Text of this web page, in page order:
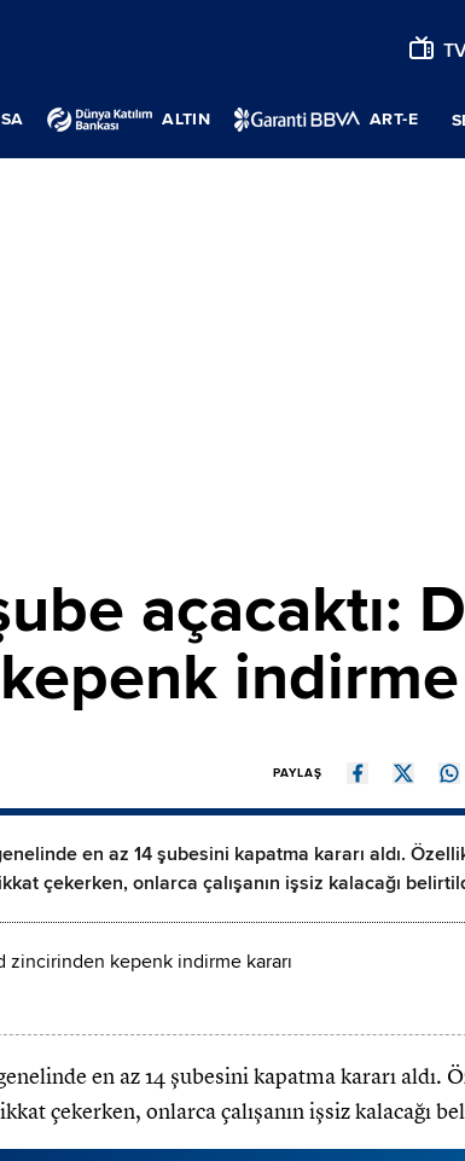
ALTIN ART-E
açacaktı:
indirme
PAYLAŞ
en az 14 şubesini kapatma kararı aldı.
çekerken, onlarca çalışanın işsiz kalacağı
en az 14 şubesini kapatma kararı aldı.
çekerken, onlarca çalışanın işsiz kalacağı